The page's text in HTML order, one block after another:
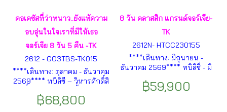
คอเคซัสที่ว่าหนาว..ยังแพ้ความ
อบอุ่นในใจเราที่มีให้เธอ
จอร์เจีย 8 วัน 5 คืน -TK
2612 - GO3TBS-TK015
****เดินทาง: ตุลาคม - ธันวาคม
2569**** ทบิลิซี – วิหารศักดิ์สิ
เคซัส – กูดาอูรี -จอร์เจีย – ป้อม
฿68,800
8 วัน คลาสสิก แกรนด์จอร์เจีย-
TK
2612N- HTCC230155
****เดินทาง: มิถุนายน -
ธันวาคม 2569**** ทบิลิซี่ - มิ
เคซัส - โกรี – อุพลิสชิเค - บอร์
฿59,900